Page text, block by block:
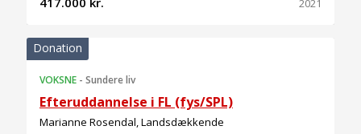
2021
Donation
VOKSNE - Sundere liv
Efteruddannelse i FL (fys/SPL)
Marianne Rosendal, Landsdækkende